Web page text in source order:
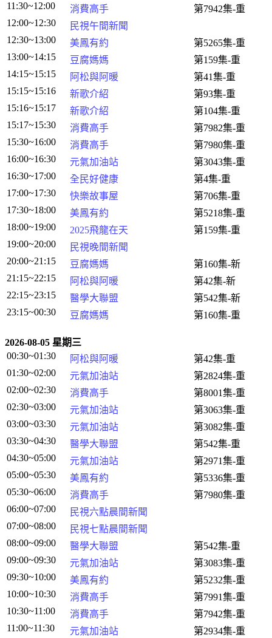
11:30~12:00
消費高手
第7942集-重
12:00~12:30
民視午間新聞
12:30~13:00
美鳳有約
第5265集-重
13:00~14:15
豆腐媽媽
第159集-重
14:15~15:15
阿松與阿暖
第41集-重
15:15~15:16
新歌介紹
第93集-重
15:16~15:17
新歌介紹
第104集-重
15:17~15:30
消費高手
第7982集-重
15:30~16:00
消費高手
第7980集-重
16:00~16:30
元氣加油站
第3043集-重
16:30~17:00
全民好健康
第4集-重
17:00~17:30
快樂故事屋
第706集-重
17:30~18:00
美鳳有約
第5218集-重
18:00~19:00
2025飛龍在天
第159集-重
19:00~20:00
民視晚間新聞
20:00~21:15
豆腐媽媽
第160集-新
21:15~22:15
阿松與阿暖
第42集-新
22:15~23:15
醫學大聯盟
第542集-新
23:15~00:30
豆腐媽媽 第160集-重
2026-08-05 星期三
00:30~01:30
阿松與阿暖
第42集-重
01:30~02:00
元氣加油站
第2824集-重
02:00~02:30
消費高手
第8001集-重
02:30~03:00
元氣加油站
第3063集-重
03:00~03:30
元氣加油站
第3082集-重
03:30~04:30
醫學大聯盟
第542集-重
04:30~05:00
元氣加油站
第2971集-重
05:00~05:30
美鳳有約
第5336集-重
05:30~06:00
消費高手
第7980集-重
06:00~07:00
民視六點晨間新聞
07:00~08:00
民視七點晨間新聞
08:00~09:00
醫學大聯盟
第542集-重
09:00~09:30
元氣加油站
第3083集-重
09:30~10:00
美鳳有約
第5232集-重
10:00~10:30
消費高手
第7991集-重
10:30~11:00
消費高手
第7942集-重
11:00~11:30
元氣加油站 第2934集-重